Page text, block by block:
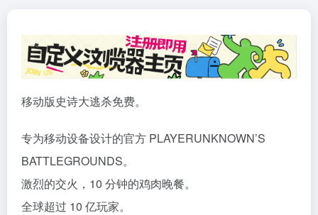
移动版史诗大逃杀免费。
专为移动设备设计的官方 PLAYERUNKNOWN’S
BATTLEGROUNDS。
激烈的交火，10 分钟的鸡肉晚餐。
全球超过 10 亿玩家。